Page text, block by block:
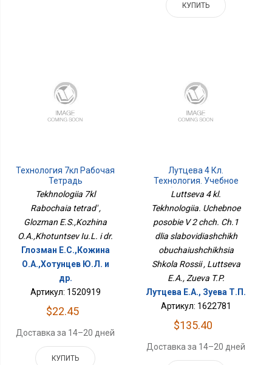
КУПИТЬ
Технология 7кл Рабочая
Тетрадь
Tekhnologiia 7kl
Rabochaia tetrad' ,
Glozman E.S.,Kozhina
O.A.,Khotuntsev Iu.L. i dr.
Глозман Е.С.,Кожина
О.А.,Хотунцев Ю.Л. и
др.
Артикул: 1520919
$22.45
Доставка за 14–20 дней
КУПИТЬ
Лутцева 4 Кл.
Технология. Учебное
Пособие В 2 Чч. Ч.1 Для
Обучающихся Школа
России
Luttseva 4 kl.
Tekhnologiia. Uchebnoe
posobie V 2 chch. Ch.1
dlia slabovidiashchikh
obuchaiushchikhsia
Shkola Rossii , Luttseva
E.A., Zueva T.P.
Лутцева Е.А., Зуева Т.П.
Артикул: 1622781
$135.40
Доставка за 14–20 дней